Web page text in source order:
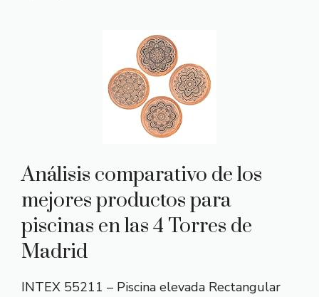
Análisis comparativo de los
mejores productos para
piscinas en las 4 Torres de
Madrid
INTEX 55211 – Piscina elevada Rectangular